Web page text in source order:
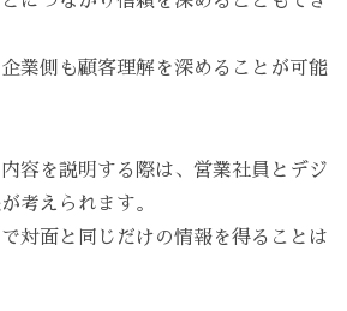
業側も顧客理解を深めることが可能
容を説明する際は、営業社員とデジ
考えられます。
対面と同じだけの情報を得ることは